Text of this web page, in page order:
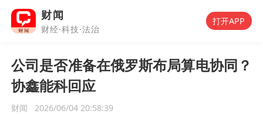
财闻
财经·科技·法治
打开APP
公司是否准备在俄罗斯布局算电协同？
协鑫能科回应
财闻 2026/06/04 20:58:39